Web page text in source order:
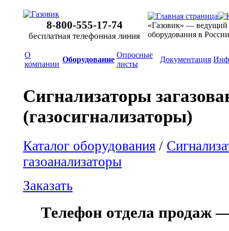
8-800-555-17-74
бесплатная телефонная линия
«Газовик» — ведущий
оборудования в России
О
компании
Оборудование
Опросные
листы
Документация
Сигнализаторы
(газосигнализаторы)
Каталог оборудования /
газоанализаторы
Заказать
Телефон отдела продаж